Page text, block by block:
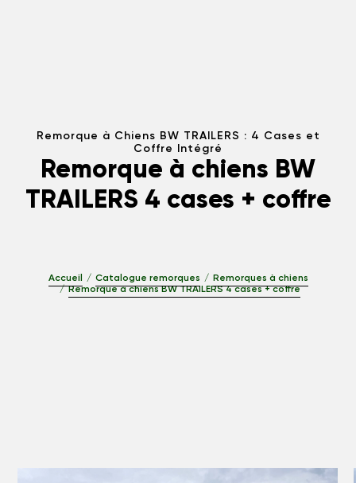
Remorque à Chiens BW TRAILERS : 4 Cases et
Coffre Intégré
Remorque à chiens BW
TRAILERS 4 cases + coffre
Accueil Catalogue remorques
Remorques à chiens
Remorque à chiens BW TRAILERS 4 cases + coffre